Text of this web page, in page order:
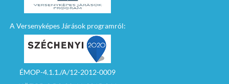
A Versenyképes Járások programról:
ÉMOP-4.1.1./A/12-2012-0009